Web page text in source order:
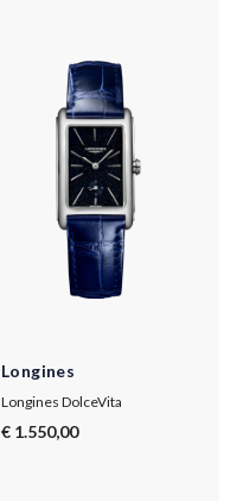
Longines
Longines DolceVita
€ 1.550,00